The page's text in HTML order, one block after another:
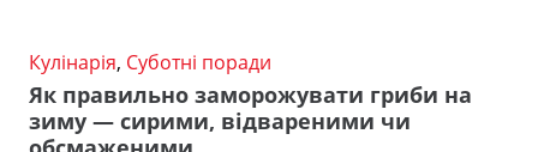
Кулінарія, Суботні поради
Як правильно заморожувати гриби на
зиму — сирими, відвареними чи